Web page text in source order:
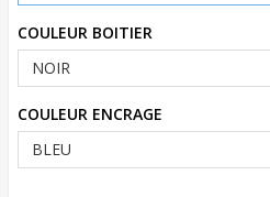
COULEUR BOITIER
COULEUR ENCRAGE